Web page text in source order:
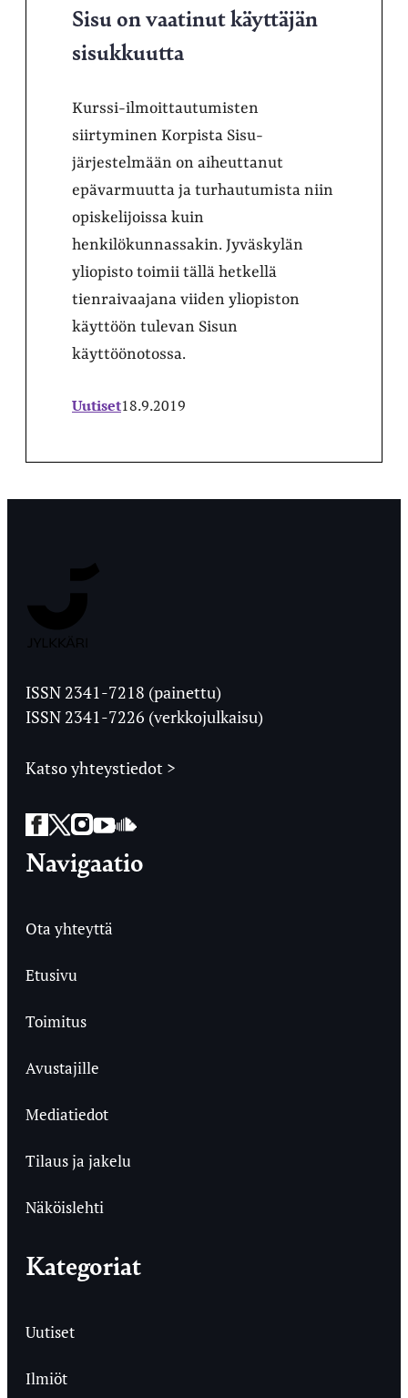
Sisu on vaatinut käyttäjän
sisukkuutta
Kurssi-ilmoittautumisten
siirtyminen Korpista Sisu-
järjestelmään on aiheuttanut
epävarmuutta ja turhautumista niin
opiskelijoissa kuin
henkilökunnassakin. Jyväskylän
yliopisto toimii tällä hetkellä
tienraivaajana viiden yliopiston
käyttöön tulevan Sisun
käyttöönotossa.
Uutiset18.9.2019
Ylioppilaslehti
ISSN 2341-7218 (painettu)
ISSN 2341-7226 (verkkojulkaisu)
Katso yhteystiedot >
Facebook
Twitter
Instagram
YouTube
SoundCloud
Navigaatio
Ota yhteyttä
Etusivu
Toimitus
Avustajille
Mediatiedot
Tilaus ja jakelu
Näköislehti
Kategoriat
Uutiset
Ilmiöt